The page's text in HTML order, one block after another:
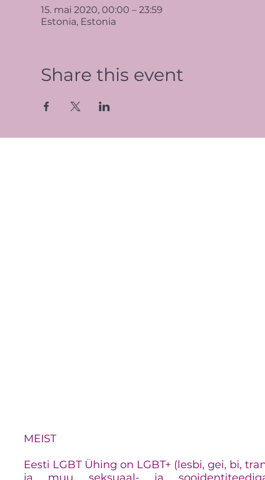
15. mai 2020, 00:00 – 23:59
Estonia, Estonia
Share this event
MEIST
Eesti LGBT Ühing on LGBT+ (lesbi, gei, bi,
ja muu seksuaal- ja